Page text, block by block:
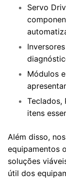
Servo
Módulos
Teclados,
itens
Além disso,
equipamentos
soluções
útil dos